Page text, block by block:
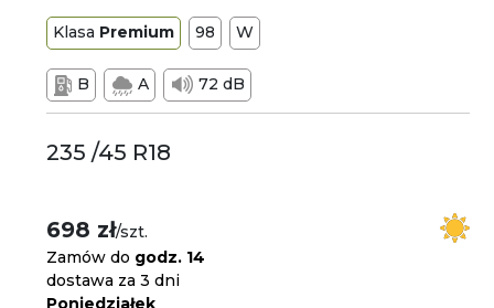
Klasa Premium 98 W
B A 72 dB
235 /45 R18
698 zł/szt.
Zamów do godz. 14
dostawa za 3 dni
Poniedziałek